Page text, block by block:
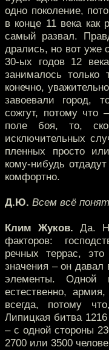
одно поколение,
в конце 11 века как
самый развал.
дрались, но вот уже
30-ых годов 12
занималось только
конечно,
завоевали город,
сожгут, потому
поле боя, то,
исключительных
пленных просто
кому-нибудь
комфортно.
Д.Ю. Всем всё
Клим Жуков. Да.
факторов:
речных террас, это
значения – он давал
элементы. Одной
естественно,
всегда, потому
Липицкая битва
– с одной стороны
2700 или 3500